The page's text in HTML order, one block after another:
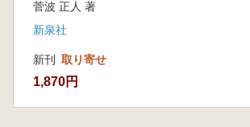
菅波 正人 著
新泉社
新刊 取り寄せ
1,870円